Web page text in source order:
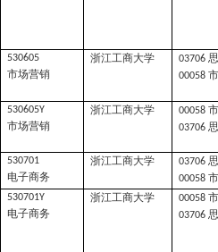
530605
市场营销
浙江工商大学 03706
00058
530605Y
市场营销
浙江工商大学 00058
03706
530701
电子商务
浙江工商大学 03706
00058
530701Y
电子商务
浙江工商大学 00058
03706